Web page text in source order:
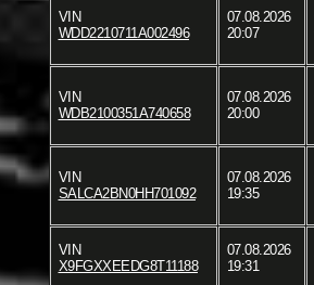
VIN
WDD2210711A002496
07.08.2026
20:07
VIN
WDB2100351A740658
07.08.2026
20:00
VIN
SALCA2BN0HH701092
07.08.2026
19:35
VIN
X9FGXXEEDG8T11188
07.08.2026
19:31